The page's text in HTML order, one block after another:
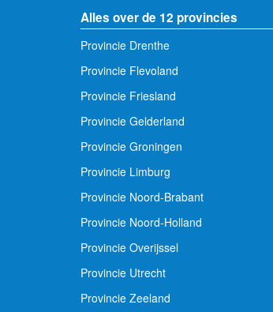
Alles over de 12 provincies
Provincie Drenthe
Provincie Flevoland
Provincie Friesland
Provincie Gelderland
Provincie Groningen
Provincie Limburg
Provincie Noord-Brabant
Provincie Noord-Holland
Provincie Overijssel
Provincie Utrecht
Provincie Zeeland